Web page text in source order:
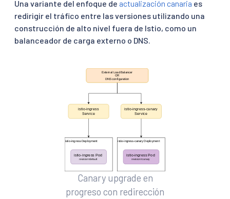
Una variante del enfoque de actualización canaria es
redirigir el tráfico entre las versiones utilizando una
construcción de alto nivel fuera de Istio, como un
balanceador de carga externo o DNS.
Canary upgrade en
progreso con redirección